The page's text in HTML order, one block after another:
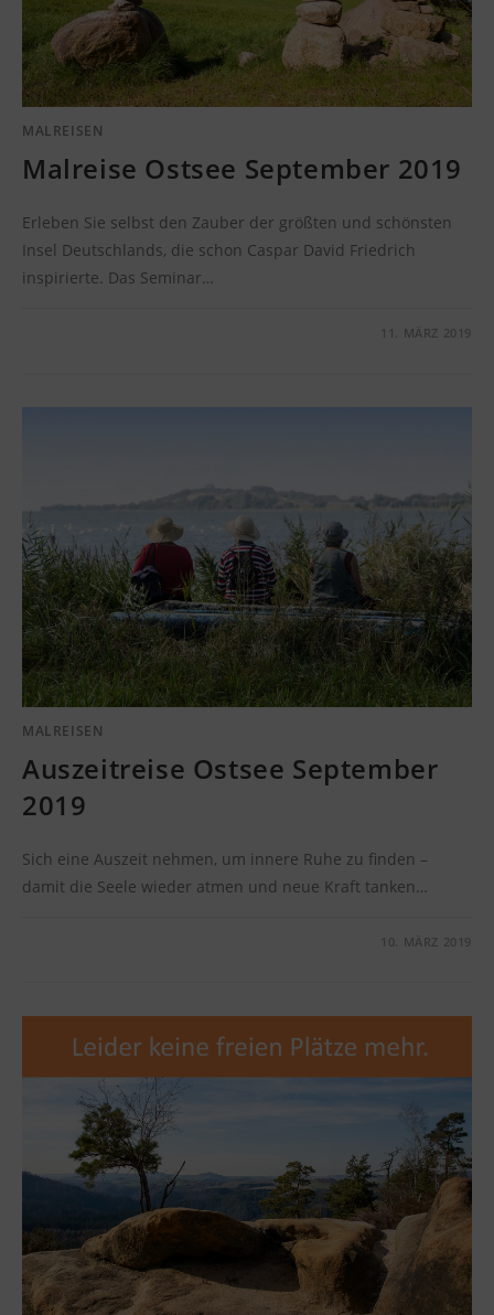
MALREISEN
Malreise Ostsee September 2019
Erleben Sie selbst den Zauber der größten und schönsten
Insel Deutschlands, die schon Caspar David Friedrich
inspirierte. Das Seminar…
11. MÄRZ 2019
MALREISEN
Auszeitreise Ostsee September
2019
Sich eine Auszeit nehmen, um innere Ruhe zu finden –
damit die Seele wieder atmen und neue Kraft tanken…
10. MÄRZ 2019